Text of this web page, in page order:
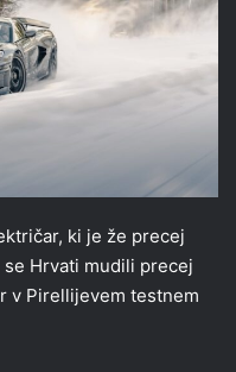
ki je že precej
Hrvati mudili precej
v Pirellijevem testnem